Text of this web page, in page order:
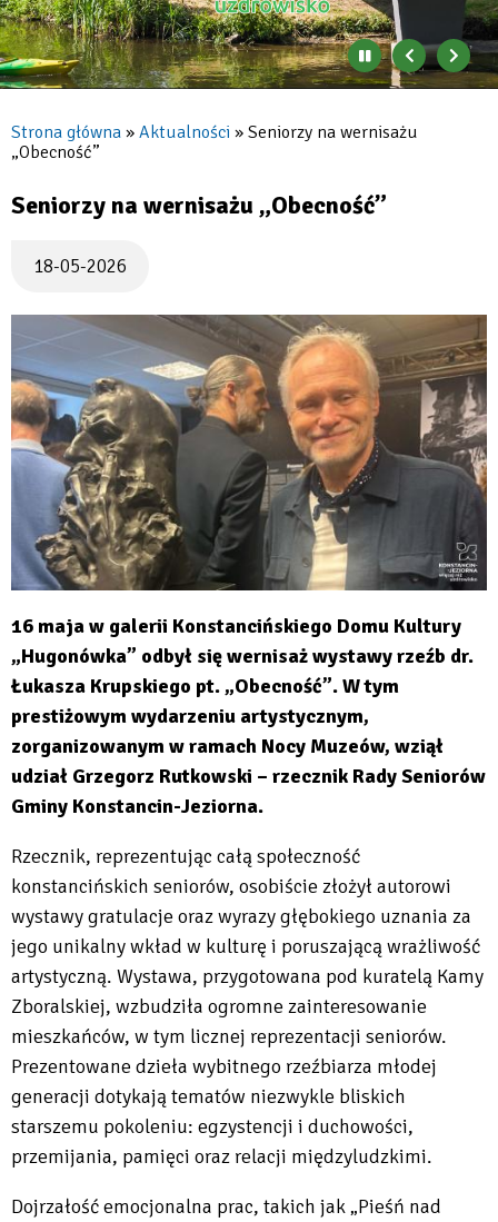
Zatrzymaj
automatyczne
się
banerów
Poprzedni
bannerbaner
Ścieżka
Strona główna Aktualności
Seniorzy na wernisażu
„Obecność”
Seniorzy na wernisażu „Obecność”
18-05-2026
16 maja w galerii Konstancińskiego Domu Kultury
„Hugonówka” odbył się wernisaż wystawy rzeźb dr.
Łukasza Krupskiego pt. „Obecność”. W tym
prestiżowym wydarzeniu artystycznym,
zorganizowanym w ramach Nocy Muzeów, wziął
udział Grzegorz Rutkowski – rzecznik Rady Seniorów
Gminy Konstancin-Jeziorna.
Rzecznik, reprezentując całą społeczność
konstancińskich seniorów, osobiście złożył autorowi
wystawy gratulacje oraz wyrazy głębokiego uznania za
jego unikalny wkład w kulturę i poruszającą wrażliwość
artystyczną. Wystawa, przygotowana pod kuratelą Kamy
Zboralskiej, wzbudziła ogromne zainteresowanie
mieszkańców, w tym licznej reprezentacji seniorów.
Prezentowane dzieła wybitnego rzeźbiarza młodej
generacji dotykają tematów niezwykle bliskich
starszemu pokoleniu: egzystencji i duchowości,
przemijania, pamięci oraz relacji międzyludzkimi.
Dojrzałość emocjonalna prac, takich jak „Pieśń nad